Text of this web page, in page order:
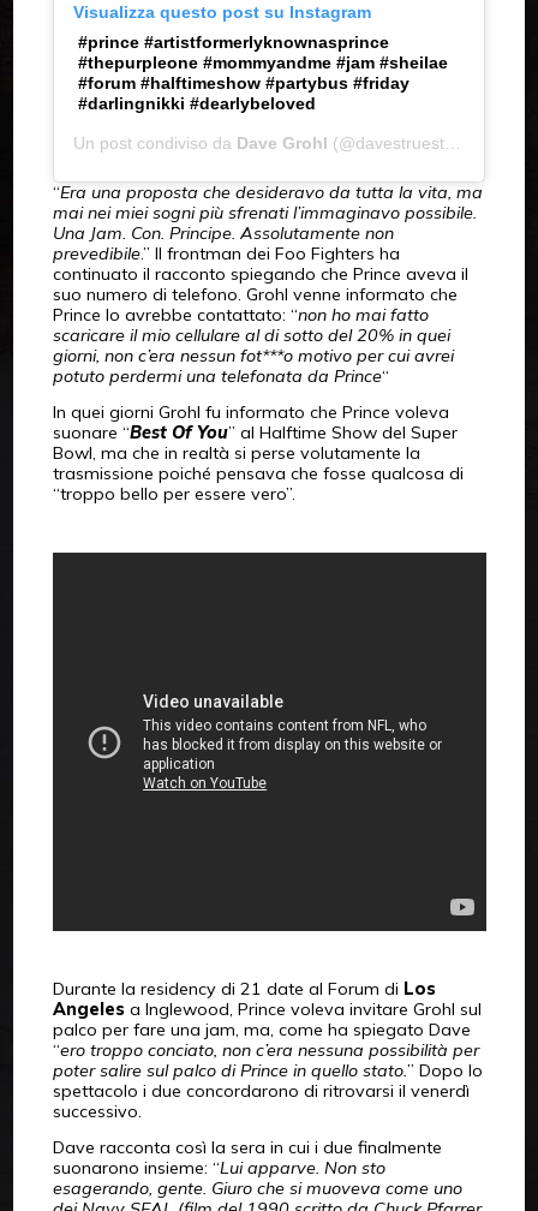
Visualizza questo post su Instagram
#prince #artistformerlyknownasprince
#thepurpleone #mommyandme #jam #sheilae
#forum #halftimeshow #partybus #friday
#darlingnikki #dearlybeloved
Un post condiviso da Dave Grohl (@davestruestories) in data:
“Era una proposta che desideravo da tutta la vita, ma
mai nei miei sogni più sfrenati l’immaginavo possibile.
Una Jam. Con. Principe. Assolutamente non
prevedibile.” Il frontman dei Foo Fighters ha
continuato il racconto spiegando che Prince aveva il
suo numero di telefono. Grohl venne informato che
Prince lo avrebbe contattato: “non ho mai fatto
scaricare il mio cellulare al di sotto del 20% in quei
giorni, non c’era nessun fot***o motivo per cui avrei
potuto perdermi una telefonata da Prince“
In quei giorni Grohl fu informato che Prince voleva
suonare “Best Of You” al Halftime Show del Super
Bowl, ma che in realtà si perse volutamente la
trasmissione poiché pensava che fosse qualcosa di
“troppo bello per essere vero”.
Durante la residency di 21 date al Forum di Los
Angelesa Inglewood, Prince voleva invitare Grohl sul
palco per fare una jam, ma, come ha spiegato Dave
“ero troppo conciato, non c’era nessuna possibilità per
poter salire sul palco di Prince in quello stato.” Dopo lo
spettacolo i due concordarono di ritrovarsi il venerdì
successivo.
Dave racconta così la sera in cui i due finalmente
suonarono insieme: “Lui apparve. Non sto
esagerando, gente. Giuro che si muoveva come uno